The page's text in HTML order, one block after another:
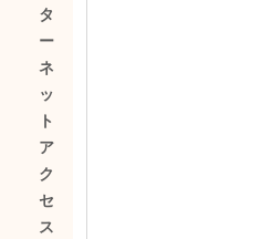
タ
ー
ネ
ッ
ト
ア
ク
セ
ス